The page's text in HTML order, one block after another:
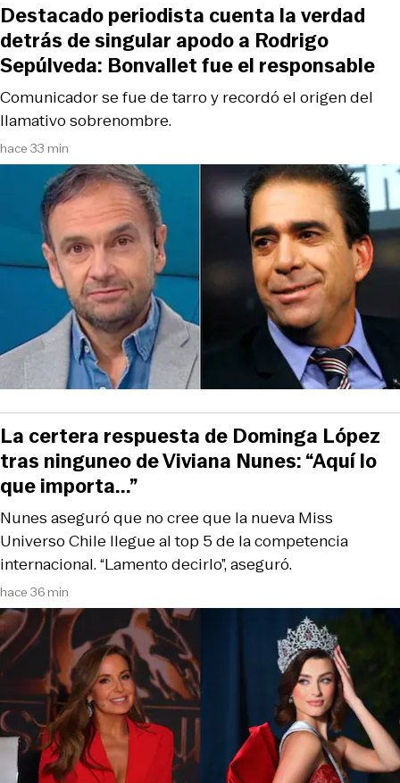
hace 33 min
Comunicador se fue de tarro y recordó el origen del
llamativo sobrenombre.
Destacado periodista cuenta la verdad
detrás de singular apodo a Rodrigo
Sepúlveda: Bonvallet fue el responsable
hace 36 min
Nunes aseguró que no cree que la nueva Miss
Universo Chile llegue al top 5 de la competencia
internacional. “Lamento decirlo”, aseguró.
La certera respuesta de Dominga López
tras ninguneo de Viviana Nunes: “Aquí lo
que importa...”